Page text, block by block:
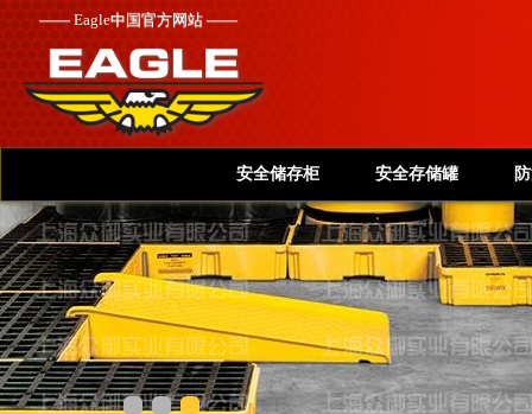
——Eagle中国官方网站 ——
安全储存柜 安全存储罐